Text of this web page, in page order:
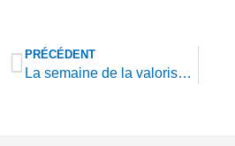
PRÉCÉDENT
La semaine de la valorisation professionnelle